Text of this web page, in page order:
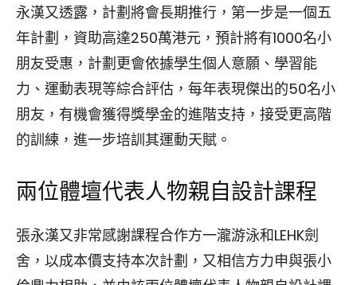
永漢又透露，計劃將會長期推行，第一步是一個五
年計劃，資助高達250萬港元，預計將有1000名小
朋友受惠，計劃更會依據學生個人意願、學習能
力、運動表現等綜合評估，每年表現傑出的50名小
朋友，有機會獲得獎學金的進階支持，接受更高階
的訓練，進一步培訓其運動天賦。
兩位體壇代表人物親自設計課程
張永漢又非常感謝課程合作方一瀧游泳和LEHK劍
舍，以成本價支持本次計劃，又相信方力申與張小